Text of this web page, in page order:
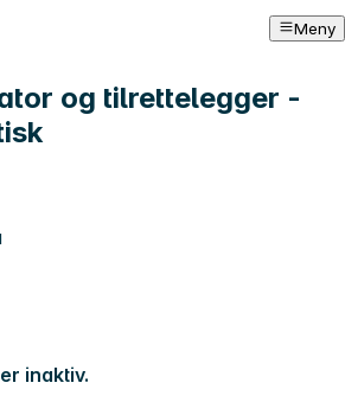
Meny
og tilrettelegger -
inaktiv.